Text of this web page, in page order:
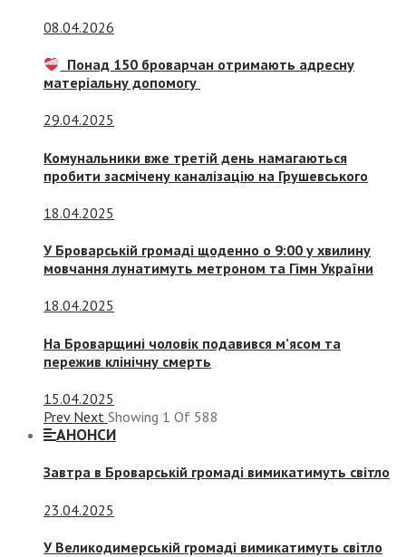
08.04.2026
Понад 150 броварчан отримають адресну
матеріальну допомогу
29.04.2025
Комунальники вже третій день намагаються
пробити засмічену каналізацію на Грушевського
18.04.2025
У Броварській громаді щоденно о 9:00 у хвилину
мовчання лунатимуть метроном та Гімн України
18.04.2025
На Броварщині чоловік подавився м’ясом та
пережив клінічну смерть
15.04.2025
Prev Next Showing 1 Of 588
АНОНСИ
Завтра в Броварській громаді вимикатимуть світло
23.04.2025
У Великодимерській громаді вимикатимуть світло